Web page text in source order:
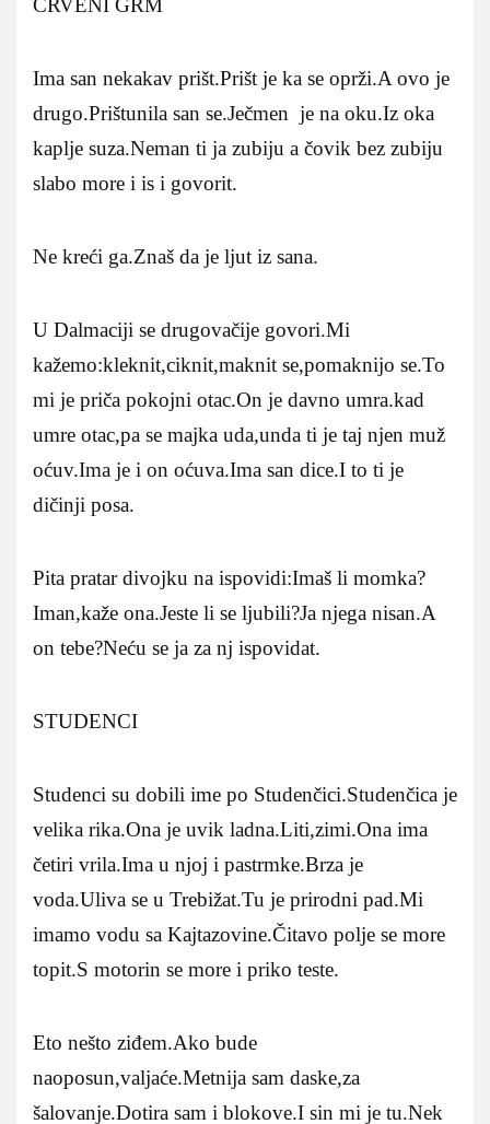
Ima san nekakav prišt.Prišt je ka se oprži.A ovo je
drugo.Prištunila san se.Ječmen je na oku.Iz oka
kaplje suza.Neman ti ja zubiju a čovik bez zubiju
slabo more i is i govorit.
Ne kreći ga.Znaš da je ljut iz sana.
U Dalmaciji se drugovačije govori.Mi
kažemo:kleknit,ciknit,maknit se,pomaknijo se.To
mi je priča pokojni otac.On je davno umra.kad
umre otac,pa se majka uda,unda ti je taj njen muž
oćuv.Ima je i on oćuva.Ima san dice.I to ti je
dičinji posa.
Pita pratar divojku na ispovidi:Imaš li momka?
Iman,kaže ona.Jeste li se ljubili?Ja njega nisan.A
on tebe?Neću se ja za nj ispovidat.
STUDENCI
Studenci su dobili ime po Studenčici.Studenčica je
velika rika.Ona je uvik ladna.Liti,zimi.Ona ima
četiri vrila.Ima u njoj i pastrmke.Brza je
voda.Uliva se u Trebižat.Tu je prirodni pad.Mi
imamo vodu sa Kajtazovine.Čitavo polje se more
topit.S motorin se more i priko teste.
Eto nešto ziđem.Ako bude
naoposun,valjaće.Metnija sam daske,za
šalovanje.Dotira sam i blokove.I sin mi je tu.Nek